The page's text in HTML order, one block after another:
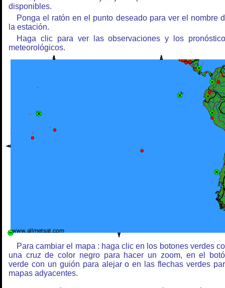
disponibles.
Ponga el ratón en el punto deseado para ver el nombre
la estación.
Haga clic para ver las observaciones y los
meteorológicos.
Para cambiar el mapa : haga clic en los botones verdes
una cruz de color negro para hacer un zoom, en el
verde con un guión para alejar o en las flechas verdes
mapas adyacentes.